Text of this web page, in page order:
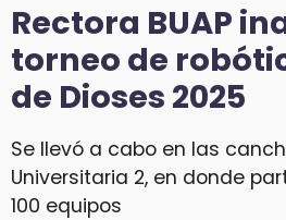
Rectora BUAP
torneo de
de Dioses 2025
Se llevó a cabo en las
Universitaria 2, en donde
100 equipos